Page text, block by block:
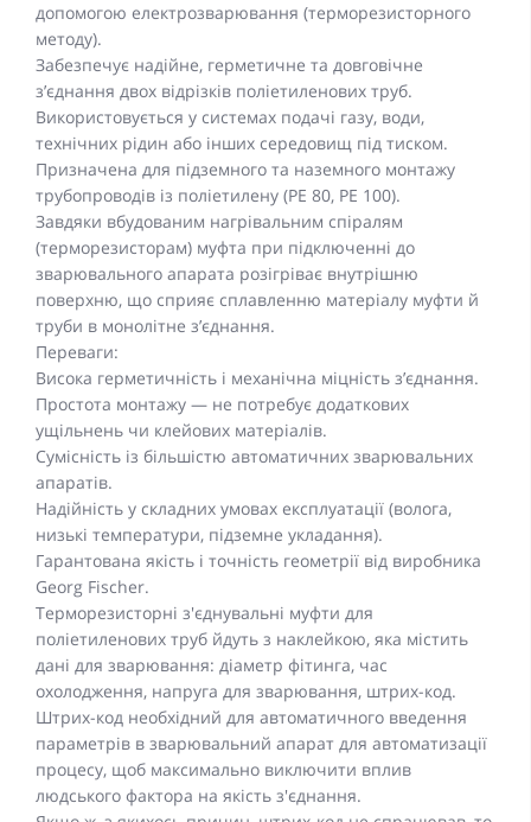
допомогою електрозварювання (терморезисторного
методу).
Забезпечує надійне, герметичне та довговічне
з’єднання двох відрізків поліетиленових труб.
Використовується у системах подачі газу, води,
технічних рідин або інших середовищ під тиском.
Призначена для підземного та наземного монтажу
трубопроводів із поліетилену (PE 80, PE 100).
Завдяки вбудованим нагрівальним спіралям
(терморезисторам) муфта при підключенні до
зварювального апарата розігріває внутрішню
поверхню, що сприяє сплавленню матеріалу муфти й
труби в монолітне з’єднання.
Переваги:
Висока герметичність і механічна міцність з’єднання.
Простота монтажу — не потребує додаткових
ущільнень чи клейових матеріалів.
Сумісність із більшістю автоматичних зварювальних
апаратів.
Надійність у складних умовах експлуатації (волога,
низькі температури, підземне укладання).
Гарантована якість і точність геометрії від виробника
Georg Fischer.
Терморезисторні з'єднувальні муфти для
поліетиленових труб йдуть з наклейкою, яка містить
дані для зварювання: діаметр фітинга, час
охолодження, напруга для зварювання, штрих-код.
Штрих-код необхідний для автоматичного введення
параметрів в зварювальний апарат для автоматизації
процесу, щоб максимально виключити вплив
людського фактора на якість з'єднання.